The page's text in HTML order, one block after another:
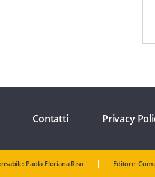
Contatti Privacy
Paola Floriana Riso Editore: